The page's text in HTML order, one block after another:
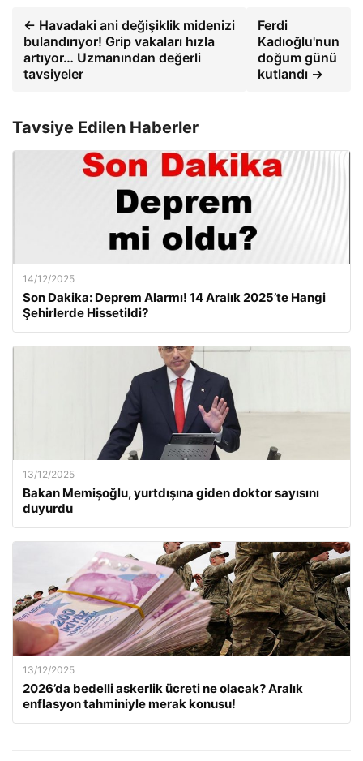
← Havadaki ani değişiklik midenizi
bulandırıyor! Grip vakaları hızla
artıyor… Uzmanından değerli
tavsiyeler
Ferdi
Kadıoğlu'nun
doğum günü
kutlandı →
Tavsiye Edilen Haberler
14/12/2025
Son Dakika: Deprem Alarmı! 14 Aralık 2025’te Hangi
Şehirlerde Hissetildi?
13/12/2025
Bakan Memişoğlu, yurtdışına giden doktor sayısını
duyurdu
13/12/2025
2026’da bedelli askerlik ücreti ne olacak? Aralık
enflasyon tahminiyle merak konusu!